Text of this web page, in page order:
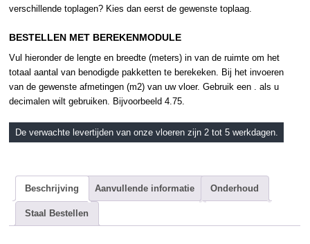
verschillende toplagen? Kies dan eerst de gewenste toplaag.
BESTELLEN MET BEREKENMODULE
Vul hieronder de lengte en breedte (meters) in van de ruimte om het
totaal aantal van benodigde pakketten te berekeken. Bij het invoeren
van de gewenste afmetingen (m2) van uw vloer. Gebruik een . als u
decimalen wilt gebruiken. Bijvoorbeeld 4.75.
De verwachte levertijden van onze vloeren zijn 2 tot 5 werkdagen.
Beschrijving Aanvullende informatie Onderhoud
Staal Bestellen